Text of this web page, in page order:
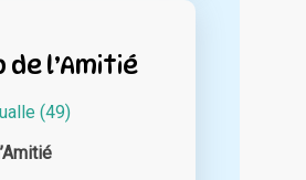
l’Amitié
(49)